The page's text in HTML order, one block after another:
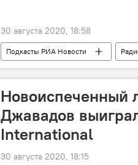
30 августа 2020, 18:58
Подкасты РИА Новости
Новоиспеченный
Джавадов
International
30 августа 2020, 18:15